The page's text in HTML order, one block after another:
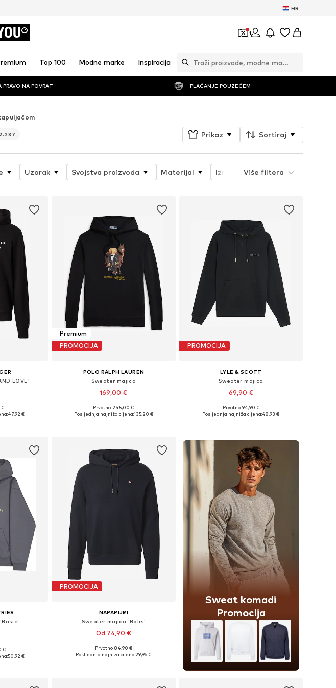
HR
1
Top 100 Modne marke Inspiracija
PRAVO NA POVRAT PLAĆANJE POUZEĆEM
2.237 Prikaz Sortiraj
Uzorak Svojstva proizvoda Materijal Izrez Posebne veličine
Više filtera
LOVE'
L, XL, XXL
€
47,92 €
Premium
PROMOCIJA
POLO RALPH LAUREN
Sweater majica
169,00 €
Dostupne veličine: S, M, L, XL
Prvotno: 245,00 €
Posljednja najniža cijena:135,20 €
PROMOCIJA
LYLE & SCOTT
Sweater majica
69,90 €
Dostupne veličine: S, M, L, XL
Prvotno: 94,90 €
Posljednja najniža cijena:48,93 €
2
M, L, XL
€
50,92 €
PROMOCIJA
NAPAPIJRI
Sweater majica 'Balis'
Od 74,90 €
+4
Dostupne veličine: S, M, L, XL, XXL, XXXL
Prvotno: 84,90 €
Posljednja najniža cijena:29,96 €
Sweat komadi
Promocija